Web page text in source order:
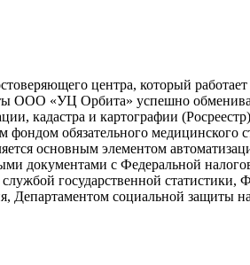
центра, который
ООО «УЦ Орбита» успешно
кадастра и картографии
фондом обязательного медицинского
основным элементом
документами с Федеральной
государственной
Департаментом социальной защиты